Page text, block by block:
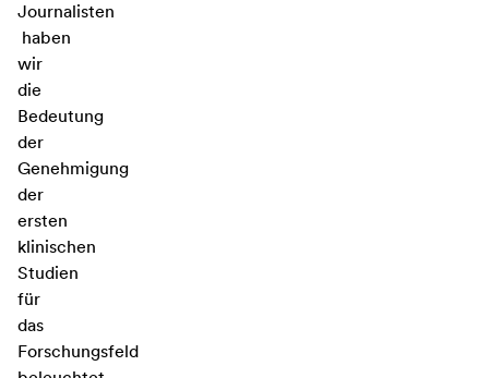
Journalisten
haben
wir
die
Bedeutung
der
Genehmigung
der
ersten
klinischen
Studien
für
das
Forschungsfeld